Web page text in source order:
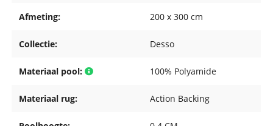
Afmeting: 200 x 300 cm
Collectie: Desso
Materiaal pool: 100% Polyamide
Materiaal rug: Action Backing